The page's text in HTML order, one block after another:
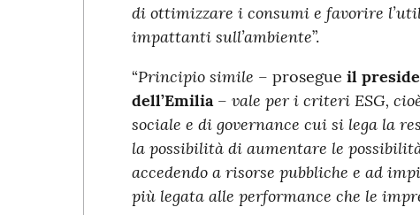
di ottimizzare i consumi e favorire
impattanti sull’ambiente”.
“Principio simile – prosegue il
dell’Emilia– vale per i criteri ESG,
sociale e di governance cui si lega la
la possibilità di aumentare le
accedendo a risorse pubbliche e ad
più legata alle performance che le